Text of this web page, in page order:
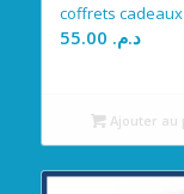
coffrets
د.م.
Ajouter au